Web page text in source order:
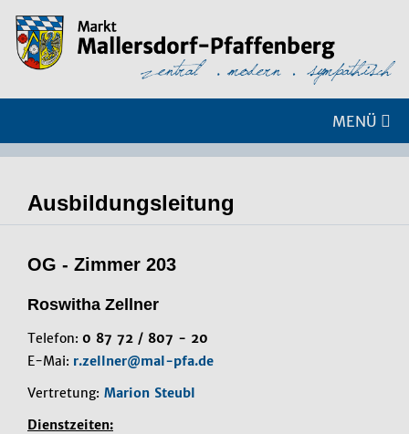
MENÜ
Ausbildungsleitung
OG - Zimmer 203
Roswitha Zellner
Telefon: 0 87 72 / 807 - 20
E-Mai: r.zellner@mal-pfa.de
Vertretung: Marion Steubl
Dienstzeiten: